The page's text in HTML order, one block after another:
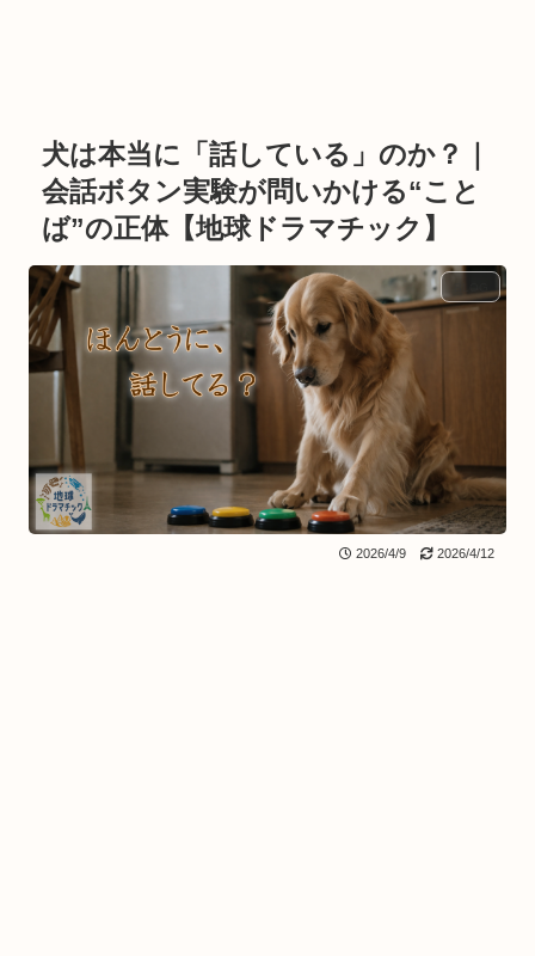
犬は本当に「話している」のか？｜
会話ボタン実験が問いかける“こと
ば”の正体【地球ドラマチック】
2026/4/9 2026/4/12